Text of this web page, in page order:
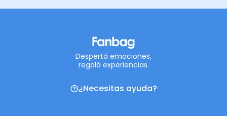
Despertá emociones,
regalá experiencias.
¿Necesitas ayuda?